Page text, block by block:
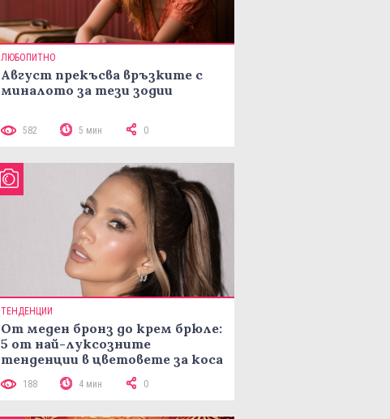
ЛЮБОПИТНО
Август прекъсва връзките с
миналото за тези зодии
582 5 мин 0
ТЕНДЕНЦИИ
От меден бронз до крем брюле:
5 от най-луксозните
тенденции в цветовете за коса
в края на лятото
188 4 мин 0